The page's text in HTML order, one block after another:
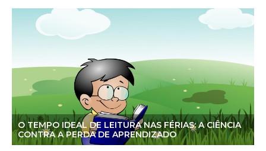
O TEMPO IDEAL DE LEITURA NAS FÉRIAS: A CIÊNCIA
CONTRA A PERDA DE APRENDIZADO